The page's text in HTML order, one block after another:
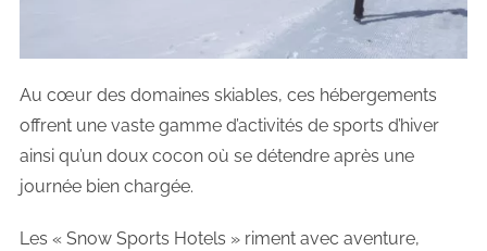
Au cœur des domaines skiables, ces hébergements
offrent une vaste gamme d’activités de sports d’hiver
ainsi qu’un doux cocon où se détendre après une
journée bien chargée.
Les « Snow Sports Hotels » riment avec aventure,